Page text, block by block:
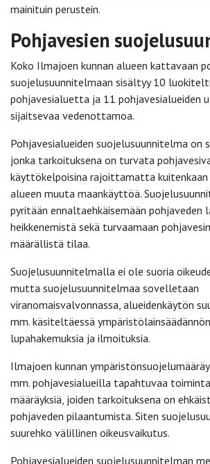
mainituin perustein.
Pohjavesien
Koko Ilmajoen kunnan alueen kattavaan
suojelusuunnitelmaan sisältyy 10
pohjavesialuetta ja 11 pohjavesialueiden
sijaitsevaa vedenottamoa.
Pohjavesialueiden suojelusuunnitelma on
jonka tarkoituksena on turvata
käyttökelpoisina rajoittamatta
alueen muuta maankäyttöä.
pyritään ennaltaehkäisemään pohjaveden
heikkenemistä sekä turvaamaan
määrällistä tilaa.
Suojelusuunnitelmalla ei ole suoria
mutta suojelusuunnitelmaa sovelletaan
viranomaisvalvonnassa, alueidenkäytön
mm. käsiteltäessä
lupahakemuksia ja ilmoituksia.
Ilmajoen kunnan
mm. pohjavesialueilla tapahtuvaa
määräyksiä, joiden tarkoituksena on
pohjaveden pilaantumista. Siten
suurehko välillinen oikeusvaikutus.
Pohjavesialueiden suojelusuunnitelman